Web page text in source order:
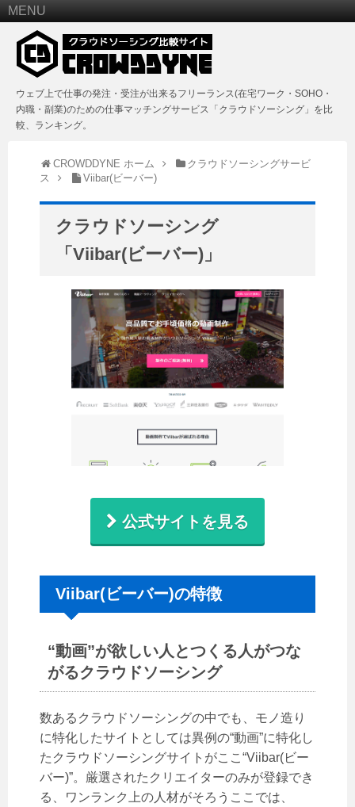
MENU
ウェブ上で仕事の発注・受注が出来るフリーランス(在宅ワーク・SOHO・
内職・副業)のための仕事マッチングサービス「クラウドソーシング」を比
較、ランキング。
CROWDDYNE ホーム
クラウドソーシングサービ
ス
Viibar(ビーバー)
クラウドソーシング
「Viibar(ビーバー)」
公式サイトを見る
Viibar(ビーバー)の特徴
“動画”が欲しい人とつくる人がつな
がるクラウドソーシング
数あるクラウドソーシングの中でも、モノ造り
に特化したサイトとしては異例の“動画”に特化し
たクラウドソーシングサイトがここ“Viibar(ビー
バー)”。厳選されたクリエイターのみが登録でき
る、ワンランク上の人材がそろうここでは、